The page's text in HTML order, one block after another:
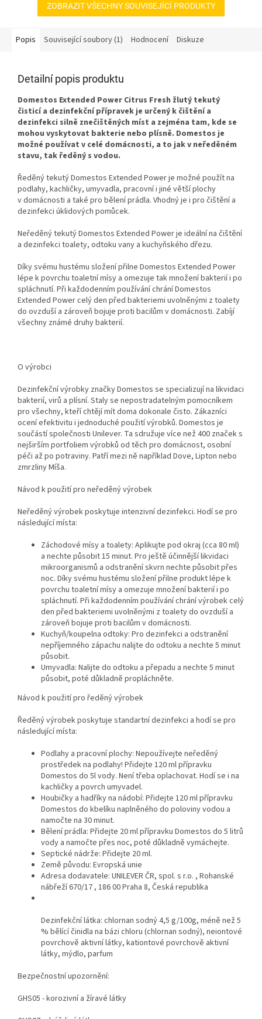
ZOBRAZIT VŠECHNY SOUVISEJÍCÍ PRODUKTY
Popis Související soubory (1) Hodnocení Diskuze
Detailní popis produktu
Domestos Extended Power Citrus Fresh žlutý tekutý
čisticí a dezinfekční přípravek je určený k čištění a
dezinfekci silně znečištěných míst a zejména tam, kde se
mohou vyskytovat bakterie nebo plísně. Domestos je
možné používat v celé domácnosti, a to jak v neředěném
stavu, tak ředěný s vodou.
Ředěný tekutý Domestos Extended Power je možné použít na
podlahy, kachličky, umyvadla, pracovní i jiné větší plochy
v domácnosti a také pro bělení prádla. Vhodný je i pro čištění a
dezinfekci úklidových pomůcek.
Neředěný tekutý Domestos Extended Power je ideální na čištění
a dezinfekci toalety, odtoku vany a kuchyňského dřezu.
Díky svému hustému složení přilne Domestos Extended Power
lépe k povrchu toaletní mísy a omezuje tak množení bakterií i po
spláchnutí. Při každodenním používání chrání Domestos
Extended Power celý den před bakteriemi uvolněnými z toalety
do ovzduší a zároveň bojuje proti bacilům v domácnosti. Zabíjí
všechny známé druhy bakterií.
O výrobci
Dezinfekční výrobky značky Domestos se specializují na likvidaci
bakterií, virů a plísní. Staly se nepostradatelným pomocníkem
pro všechny, kteří chtějí mít doma dokonale čisto. Zákazníci
ocení efektivitu i jednoduché použití výrobků. Domestos je
součástí společnosti Unilever. Ta sdružuje více než 400 značek s
nejširším portfoliem výrobků od těch pro domácnost, osobní
péči až po potraviny. Patří mezi ně například Dove, Lipton nebo
zmrzliny Míša.
Návod k použití pro neředěný výrobek
Neředěný výrobek poskytuje intenzivní dezinfekci. Hodí se pro
následující místa:
Záchodové mísy a toalety: Aplikujte pod okraj (cca 80 ml)
a nechte působit 15 minut. Pro ještě účinnější likvidaci
mikroorganismů a odstranění skvrn nechte působit přes
noc. Díky svému hustému složení přilne produkt lépe k
povrchu toaletní mísy a omezuje množení bakterií i po
spláchnutí. Při každodenním používání chrání výrobek celý
den před bakteriemi uvolněnými z toalety do ovzduší a
zároveň bojuje proti bacilům v domácnosti.
Kuchyň/koupelna odtoky: Pro dezinfekci a odstranění
nepříjemného zápachu nalijte do odtoku a nechte 5 minut
působit.
Umyvadla: Nalijte do odtoku a přepadu a nechte 5 minut
působit, poté důkladně propláchněte.
Návod k použití pro ředěný výrobek
Ředěný výrobek poskytuje standartní dezinfekci a hodí se pro
následující místa:
Podlahy a pracovní plochy: Nepoužívejte neředěný
prostředek na podlahy! Přidejte 120 ml přípravku
Domestos do 5l vody. Není třeba oplachovat. Hodí se i na
kachličky a povrch umyvadel.
Houbičky a hadříky na nádobí: Přidejte 120 ml přípravku
Domestos do kbelíku naplněného do poloviny vodou a
namočte na 30 minut.
Bělení prádla: Přidejte 20 ml přípravku Domestos do 5 litrů
vody a namočte přes noc, poté důkladně vymáchejte.
Septické nádrže: Přidejte 20 ml.
Země původu: Evropská unie
Adresa dodavatele: UNILEVER ČR, spol. s r.o. , Rohanské
nábřeží 670/17 , 186 00 Praha 8, Česká republika
Dezinfekční látka: chlornan sodný 4,5 g/100g, méně než 5
% bělící činidla na bázi chloru (chlornan sodný), neiontové
povrchově aktivní látky, kationtové povrchově aktivní
látky, mýdlo, parfum
Bezpečnostní upozornění:
GHS05 - korozivní a žíravé látky